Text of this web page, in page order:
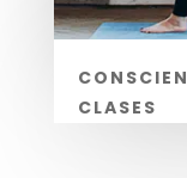
CLASES